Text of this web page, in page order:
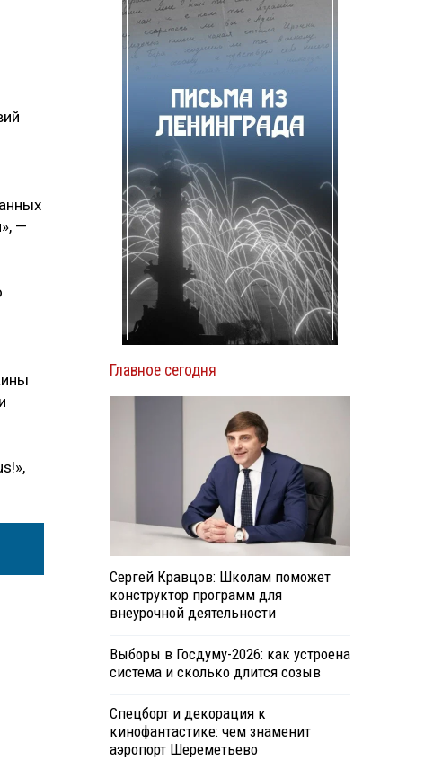
—
Главное сегодня
Сергей Кравцов: Школам поможет
конструктор программ для
внеурочной деятельности
Выборы в Госдуму-2026: как устроена
система и сколько длится созыв
Спецборт и декорация к
кинофантастике: чем знаменит
аэропорт Шереметьево